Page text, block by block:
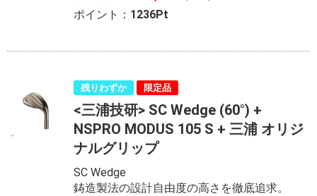
ポイント： 1236Pt
残りわずか 限定品
<三浦技研> SC Wedge (60°) +
NSPRO MODUS 105 S + 三浦 オリジ
ナルグリップ
SC Wedge
鋳造製法の設計自由度の高さを徹底追求。